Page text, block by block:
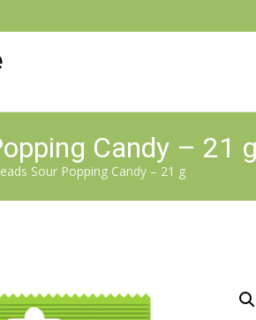
Candy – 21 g
Sour Popping Candy – 21 g